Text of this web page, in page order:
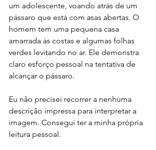
um adolescente, voando atrás de um
pássaro que está com asas abertas. O
homem tem uma pequena casa
amarrada às costas e algumas folhas
verdes levitando no ar. Ele demonstra
claro esforço pessoal na tentativa de
alcançar o pássaro.
Eu não precisei recorrer a nenhuma
descrição impressa para interpretar a
imagem. Consegui ter a minha própria
leitura pessoal.